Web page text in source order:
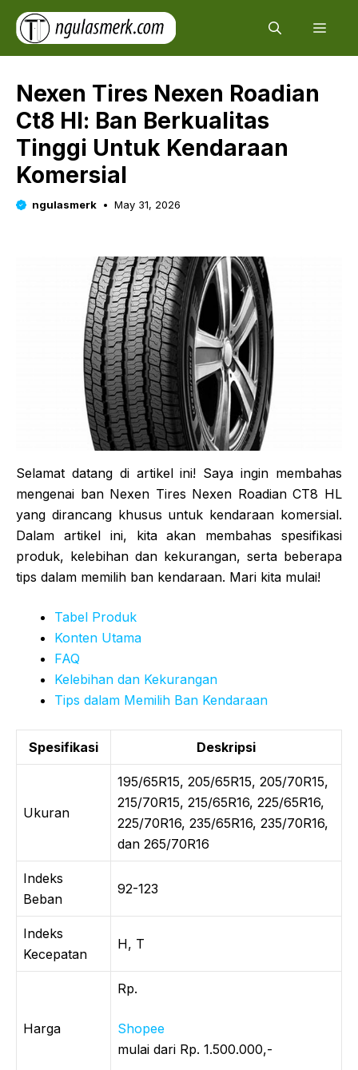
Skip
content
Nexen Tires Nexen Roadian
Ct8 Hl: Ban Berkualitas
Tinggi Untuk Kendaraan
Komersial
ngulasmerk May 31, 2026
Selamat datang di artikel ini! Saya ingin membahas
mengenai ban Nexen Tires Nexen Roadian CT8 HL
yang dirancang khusus untuk kendaraan komersial.
Dalam artikel ini, kita akan membahas spesifikasi
produk, kelebihan dan kekurangan, serta beberapa
tips dalam memilih ban kendaraan. Mari kita mulai!
Tabel Produk
Konten Utama
FAQ
Kelebihan dan Kekurangan
Tips dalam Memilih Ban Kendaraan
Spesifikasi Deskripsi
Ukuran
195/65R15, 205/65R15, 205/70R15,
215/70R15, 215/65R16, 225/65R16,
225/70R16, 235/65R16, 235/70R16,
dan 265/70R16
Indeks
Beban
92-123
Indeks
Kecepatan
H, T
Harga
Rp.
Shopee
mulai dari Rp. 1.500.000,-